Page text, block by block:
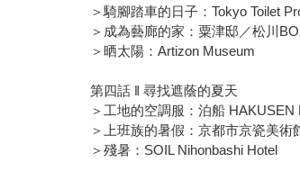
＞騎腳踏車的日子：Tokyo Toilet
＞成為藝廊的家：粟津邸／松川
＞晒太陽：Artizon Museum
第四話 ‖ 尋找遮蔭的夏天
＞工地的空調服：泊船 HAKUSEN
＞上班族的暑假：京都市京瓷美術
＞殘暑：SOIL Nihonbashi Hotel